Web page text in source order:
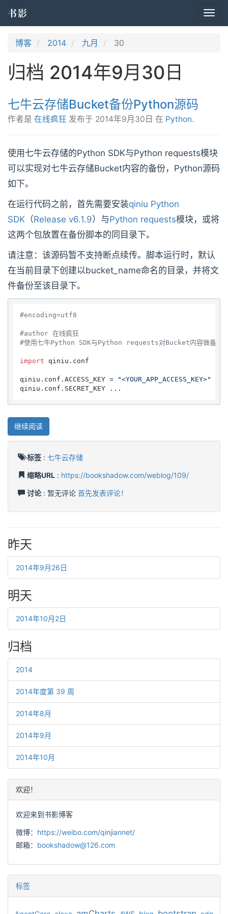
书影
博客 2014 九月 30
归档 2014年9月30日
七牛云存储Bucket备份Python源码
作者是 在线疯狂 发布于 2014年9月30日 在 Python.
使用七牛云存储的Python SDK与Python requests模块
可以实现对七牛云存储Bucket内容的备份，Python源码
如下。
在运行代码之前，首先需要安装qiniu Python
SDK （Release v6.1.9）与Python requests模块，或将
这两个包放置在备份脚本的同目录下。
请注意：该源码暂不支持断点续传。脚本运行时，默认
在当前目录下创建以bucket_name命名的目录，并将文
件备份至该目录下。
#encoding=utf8
#author 在线疯狂
#使用七牛Python SDK与Python requests对Bucket内容做备份
import qiniu.conf
qiniu.conf.ACCESS_KEY =
"<YOUR_APP_ACCESS_KEY>"
qiniu.conf.SECRET_KEY ...
继续阅读
标签 : 七牛云存储
缩略URL : https://bookshadow.com/weblog/109/
讨论: 暂无评论 首先发表评论！
昨天
2014年9月26日
明天
2014年10月2日
归档
2014
2014年度第 39 周
2014年8月
2014年9月
2014年10月
欢迎！
欢迎来到书影博客
微博： https://weibo.com/qinjiannet/
邮箱： bookshadow@126.com
标签